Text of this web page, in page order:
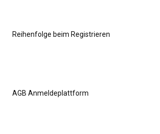
Reihenfolge beim Registrieren
AGB Anmeldeplattform